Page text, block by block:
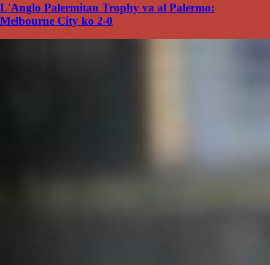
L'Anglo Palermitan Trophy va al Palermo:
Melbourne City ko 2-0